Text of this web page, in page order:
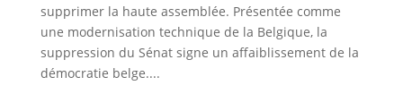
supprimer la haute assemblée. Présentée comme
une modernisation technique de la Belgique, la
suppression du Sénat signe un affaiblissement de la
démocratie belge....